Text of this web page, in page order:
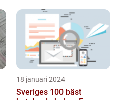
18 januari 2024
Sveriges 100 bäst